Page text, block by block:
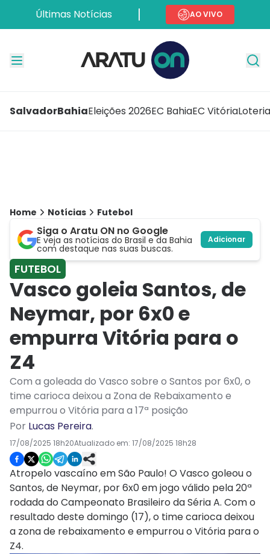
Últimas Notícias AO VIVO
SalvadorBahiaEleições 2026EC BahiaEC Vitória
Home Notícias Futebol
Siga o Aratu ON no Google
E veja as notícias do Brasil e da Bahia
com destaque nas suas buscas.
Adicionar
FUTEBOL
Vasco goleia Santos, de
Neymar, por 6x0 e
empurra Vitória para o
Z4
Com a goleada do Vasco sobre o Santos por 6x0, o
time carioca deixou a Zona de Rebaixamento e
empurrou o Vitória para a 17ª posição
Por Lucas Pereira.
17/08/2025 18h20Atualizado em: 17/08/2025 18h28
Atropelo vascaíno em São Paulo! O Vasco goleou o
Santos, de Neymar, por 6x0 em jogo válido pela 20ª
rodada do Campeonato Brasileiro da Séria A. Com o
resultado deste domingo (17), o time carioca deixou
a zona de rebaixamento e empurrou o Vitória para o
Z4.